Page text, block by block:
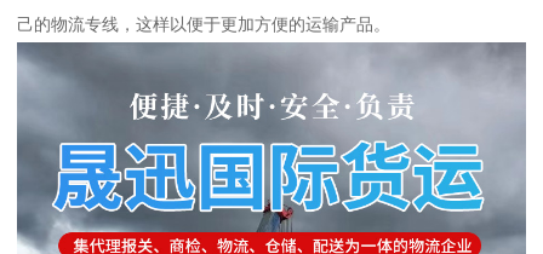
己的物流专线，这样以便于更加方便的运输产品。